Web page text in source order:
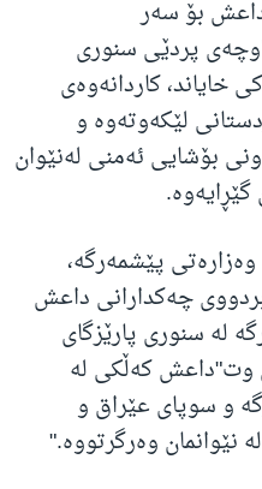
بۆ سەر
پردێی سنوری
نزیکەی 45 خولەکی خایاند، کاردانەوەی
لێکەوتەوە و
بۆشایی ئەمنی لەنێوان
پێشمەرگە،
چەکدارانی داعش
لە سنوری پارێزگای
وت"داعش کەڵکی لە
و سوپای عێراق و
وەرگرتووە."